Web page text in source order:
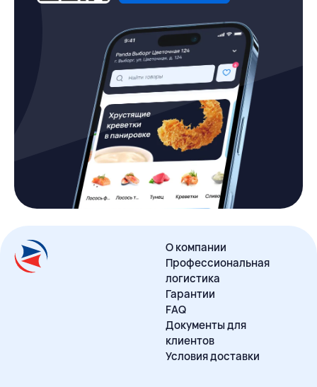
О компании
Профессиональная
логистика
Гарантии
FAQ
Документы для
клиентов
Условия доставки